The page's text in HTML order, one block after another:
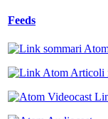
Feeds